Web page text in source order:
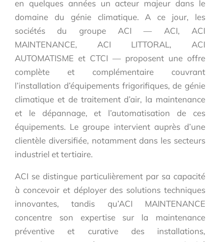
en quelques années un acteur majeur dans le
domaine du génie climatique. A ce jour, les
sociétés du groupe ACI — ACI, ACI
MAINTENANCE, ACI LITTORAL, ACI
AUTOMATISME et CTCI — proposent une offre
complète et complémentaire couvrant
l’installation d’équipements frigorifiques, de génie
climatique et de traitement d’air, la maintenance
et le dépannage, et l’automatisation de ces
équipements. Le groupe intervient auprès d’une
clientèle diversifiée, notamment dans les secteurs
industriel et tertiaire.
ACI se distingue particulièrement par sa capacité
à concevoir et déployer des solutions techniques
innovantes, tandis qu’ACI MAINTENANCE
concentre son expertise sur la maintenance
préventive et curative des installations,